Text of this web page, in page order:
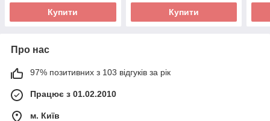
Купити Купити
Про нас
97% позитивних з 103 відгуків за рік
Працює з 01.02.2010
м. Київ